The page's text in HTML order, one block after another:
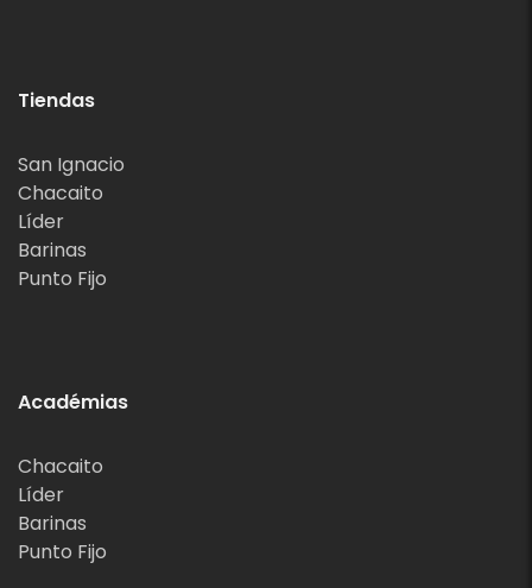
Tiendas
San Ignacio
Chacaito
Líder
Barinas
Punto Fijo
Académias
Chacaito
Líder
Barinas
Punto Fijo